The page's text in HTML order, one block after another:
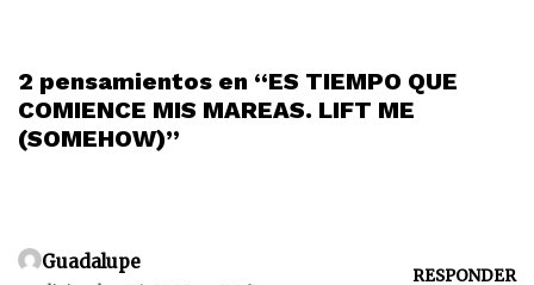
2 pensamientos en “ES TIEMPO QUE
COMIENCE MIS MAREAS. LIFT ME
(SOMEHOW)”
Guadalupe
RESPONDER